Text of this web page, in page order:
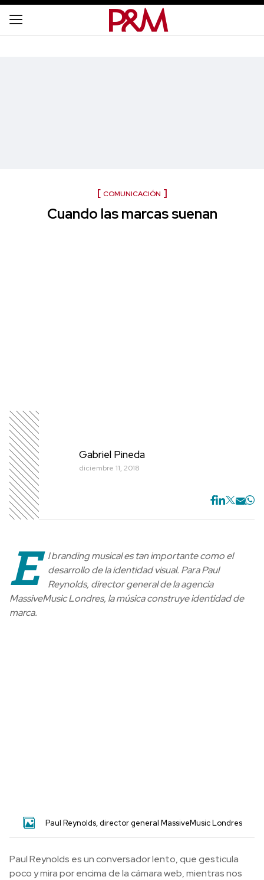
COMUNICACIÓN
Cuando las marcas suenan
Gabriel Pineda
diciembre 11, 2018
E
l branding musical es tan importante como el
desarrollo de la identidad visual. Para Paul
Reynolds, director general de la agencia
MassiveMusic Londres, la música construye identidad de
marca.
Paul Reynolds, director general MassiveMusic Londres
Paul Reynolds es un conversador lento, que gesticula
poco y mira por encima de la cámara web, mientras nos